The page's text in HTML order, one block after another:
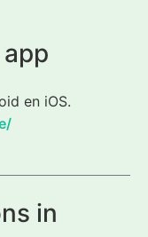
en iOS.
in